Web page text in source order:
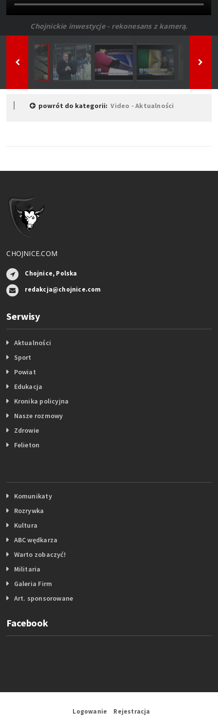
Chojnickie inwestycje - rekonesans z kamerą.
powrót do kategorii:Video - Aktualności
CHOJNICE.COM
Chojnice, Polska
redakcja@chojnice.com
Serwisy
Aktualności
Sport
Powiat
Edukacja
Kronika policyjna
Nasze rozmowy
Zdrowie
Felieton
Komunikaty
Rozrywka
Kultura
ABC wędkarza
Warto zobaczyć!
Militaria
Galeria Firm
Art. sponsorowane
Facebook
Logowanie Rejestracja